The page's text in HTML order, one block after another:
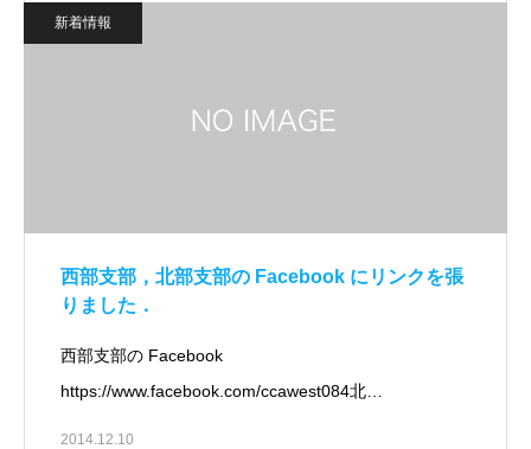
新着情報
西部支部，北部支部の Facebook にリンクを張
りました．
西部支部の Facebook
https://www.facebook.com/ccawest084北…
2014.12.10